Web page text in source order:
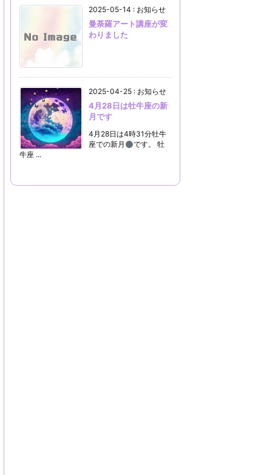
2025-05-14 : お知らせ
曼荼羅アート講座が変
わりました
2025-04-25 : お知らせ
4月28日は牡牛座の新
月です
4月28日は4時31分牡牛
座での新月
です。 牡
牛座 ...